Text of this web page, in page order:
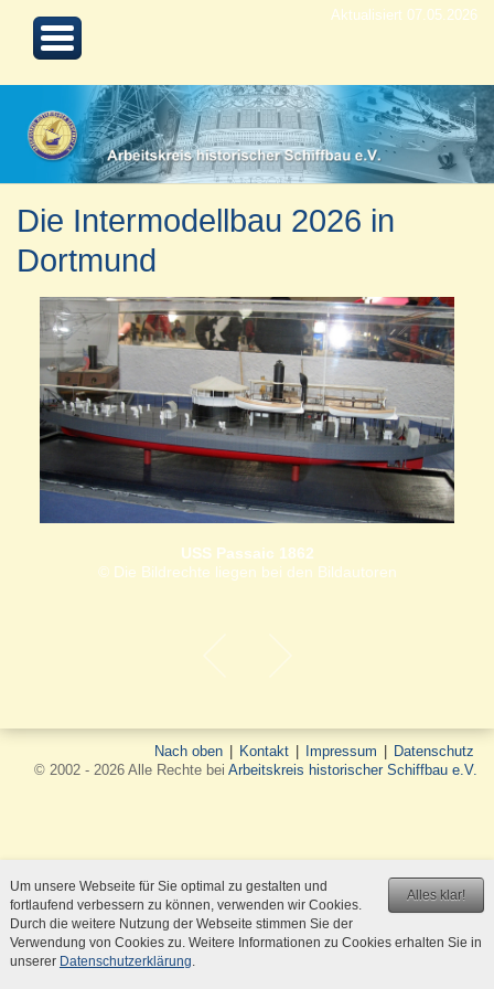
Aktualisiert 07.05.2026
Die Intermodellbau 2026 in
Dortmund
USS Passaic 1862
© Die Bildrechte liegen bei den Bildautoren
Nach oben Kontakt Impressum
Datenschutz
© 2002 - 2026 Alle Rechte bei Arbeitskreis historischer Schiffbau e.V.
Alles klar!
Um unsere Webseite für Sie optimal zu gestalten und
fortlaufend verbessern zu können, verwenden wir Cookies.
Durch die weitere Nutzung der Webseite stimmen Sie der
Verwendung von Cookies zu. Weitere Informationen zu Cookies erhalten Sie in
unserer Datenschutzerklärung